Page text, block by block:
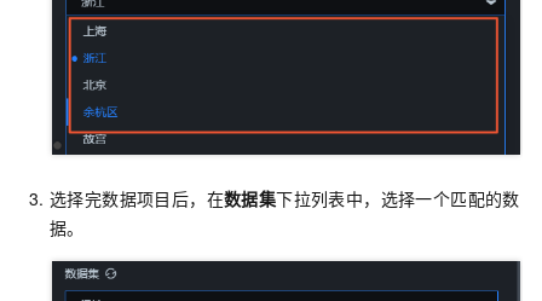
选择完数据项目后，在数据集下拉列表中，选择一个匹配的数
据。